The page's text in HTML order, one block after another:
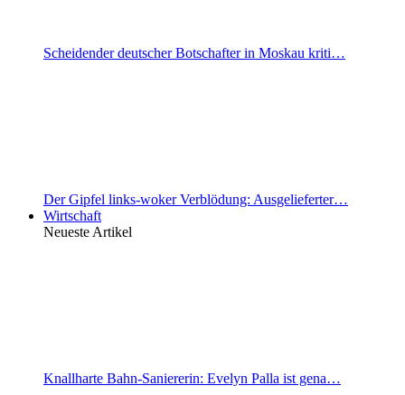
Scheidender deutscher Botschafter in Moskau kriti…
Der Gipfel links-woker Verblödung: Ausgelieferter…
Wirtschaft
Neueste Artikel
Knallharte Bahn-Saniererin: Evelyn Palla ist gena…